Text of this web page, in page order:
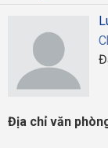
Địa chỉ văn